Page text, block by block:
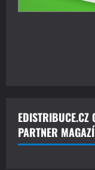
EDISTRIBUCE.CZ
PARTNER